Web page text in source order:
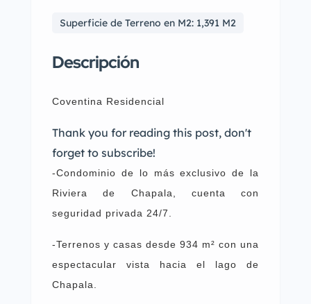
Superficie de Terreno en M2: 1,391 M2
Descripción
Coventina Residencial
Thank you for reading this post, don't
forget to subscribe!
-Condominio de lo más exclusivo de la
Riviera de Chapala, cuenta con
seguridad privada 24/7.
-Terrenos y casas desde 934 m² con una
espectacular vista hacia el lago de
Chapala.